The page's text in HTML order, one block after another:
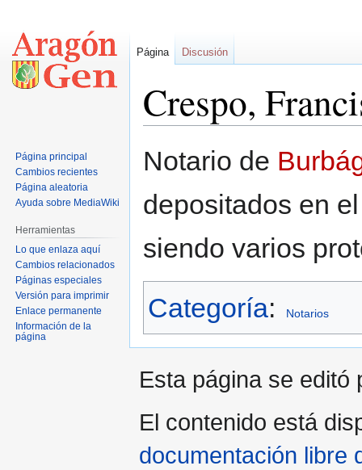
Crespo,
navegación
búsqueda
Notario de
depositados en
siendo varios
Categoría: Notarios
Página Discusión
Página principal
Cambios recientes
Página aleatoria
Ayuda sobre MediaWiki
Herramientas
Lo que enlaza aquí
Cambios relacionados
Páginas especiales
Versión para imprimir
Enlace permanente
Información de la
página
Esta página se editó
El contenido está
documentación libre